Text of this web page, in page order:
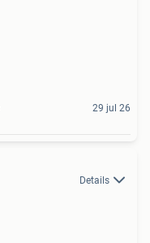
29 jul 26
Details